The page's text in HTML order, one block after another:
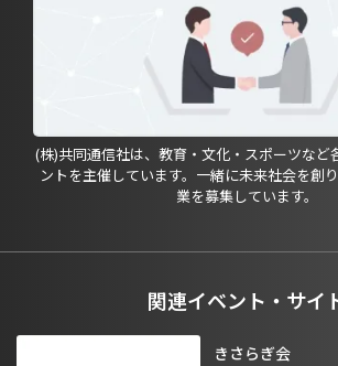
(株)共同通信社は、教育・文化・スポーツなど
ントを主催しています。一緒に未来社会を創
業を募集しています。
関連イベント・サイ
きさらぎ会